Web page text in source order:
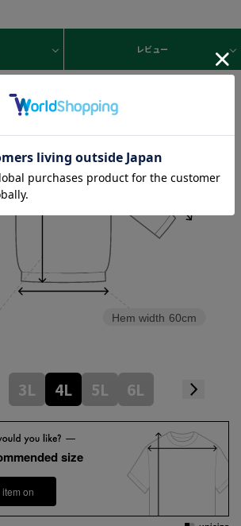
レビュー
Hem width 60cm
Sleeve length
62cm
3L 4L 5L 6L
size
item on